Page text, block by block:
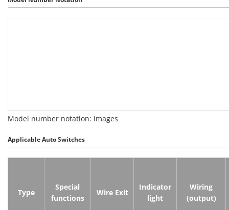
Model number notation: images
Applicable Auto Switches
Type
Special
functions
Wire Exit
Indicator
light
Wiring
(output)